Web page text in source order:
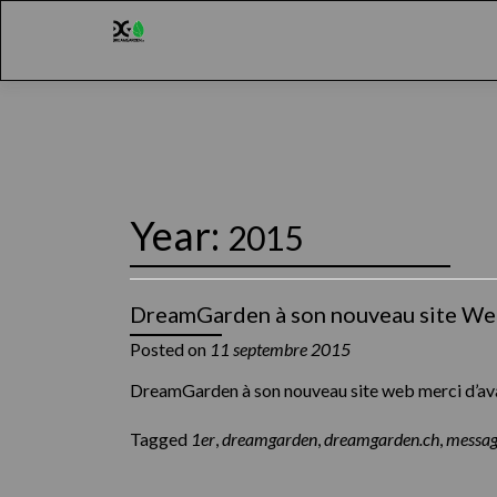
Year: 2015
DreamGarden à son nouveau site
Posted on 11 septembre 2015
DreamGarden à son nouveau site web merci
Tagged 1er,dreamgarden,dreamgarden.ch,